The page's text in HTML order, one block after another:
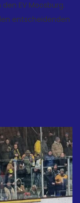
EV Moosburg.
entscheidenden